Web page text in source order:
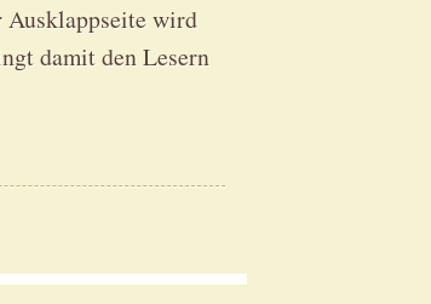
Ausklappseite wird
damit den Lesern